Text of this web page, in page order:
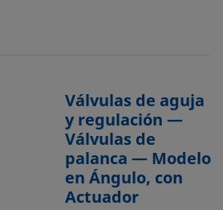
Válvulas de aguja
y regulación —
Válvulas de
palanca — Modelo
en Ángulo, con
Actuador